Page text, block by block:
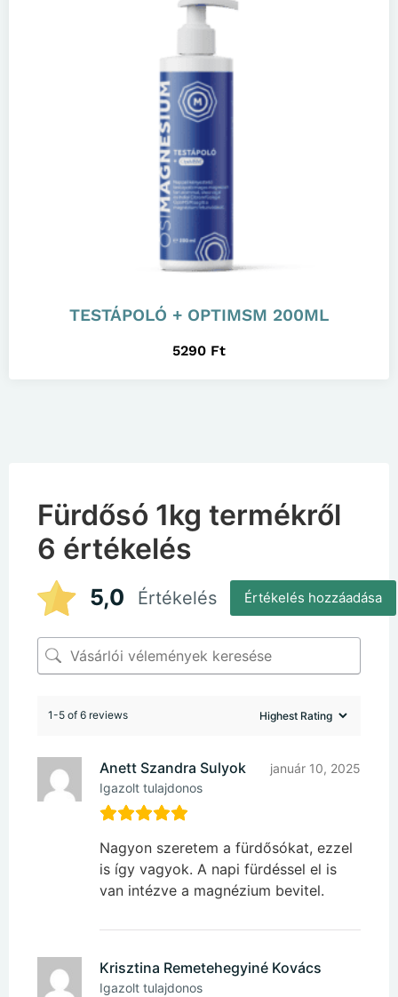
TESTÁPOLÓ + OPTIMSM 200ML
5290 Ft
Fürdősó 1kg termékről
6 értékelés
5,0 Értékelés Értékelés hozzáadása
1-5 of 6 reviews
Anett Szandra Sulyok
Igazolt tulajdonos
január 10, 2025
Nagyon szeretem a fürdősókat, ezzel
is így vagyok. A napi fürdéssel el is
van intézve a magnézium bevitel.
Krisztina Remetehegyiné Kovács
Igazolt tulajdonos